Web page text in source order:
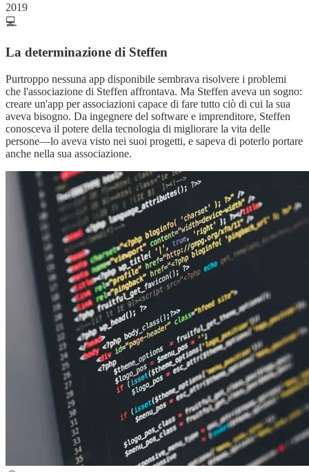
2019
💻
La determinazione di Steffen
Purtroppo nessuna app disponibile sembrava risolvere i problemi
che l'associazione di Steffen affrontava. Ma Steffen aveva un sogno:
creare un'app per associazioni capace di fare tutto ciò di cui la sua
aveva bisogno. Da ingegnere del software e imprenditore, Steffen
conosceva il potere della tecnologia di migliorare la vita delle
persone—lo aveva visto nei suoi progetti, e sapeva di poterlo portare
anche nella sua associazione.